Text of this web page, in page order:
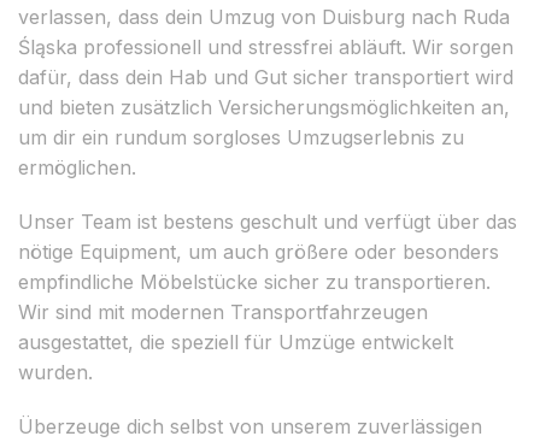
verlassen, dass dein Umzug von Duisburg nach Ruda
Śląska professionell und stressfrei abläuft. Wir sorgen
dafür, dass dein Hab und Gut sicher transportiert wird
und bieten zusätzlich Versicherungsmöglichkeiten an,
um dir ein rundum sorgloses Umzugserlebnis zu
ermöglichen.
Unser Team ist bestens geschult und verfügt über das
nötige Equipment, um auch größere oder besonders
empfindliche Möbelstücke sicher zu transportieren.
Wir sind mit modernen Transportfahrzeugen
ausgestattet, die speziell für Umzüge entwickelt
wurden.
Überzeuge dich selbst von unserem zuverlässigen